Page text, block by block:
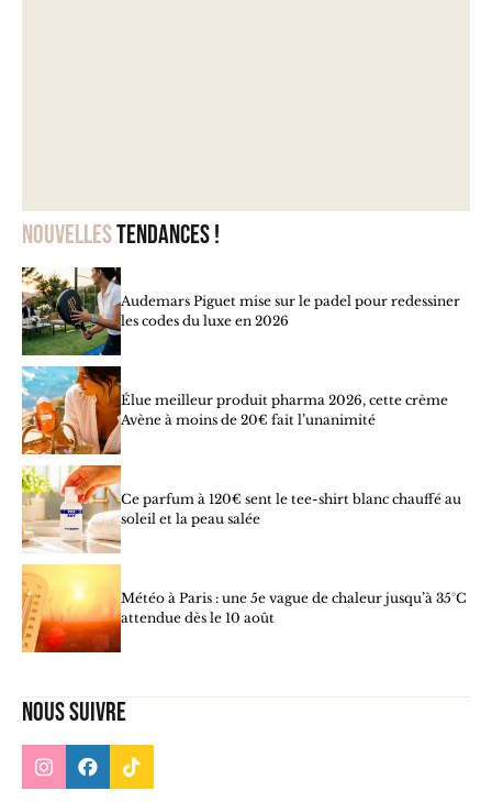
Nouvellestendances !
Audemars Piguet mise sur le padel pour redessiner
les codes du luxe en 2026
Élue meilleur produit pharma 2026, cette crème
Avène à moins de 20€ fait l’unanimité
Ce parfum à 120€ sent le tee-shirt blanc chauffé au
soleil et la peau salée
Météo à Paris : une 5e vague de chaleur jusqu’à 35°C
attendue dès le 10 août
Nous suivre